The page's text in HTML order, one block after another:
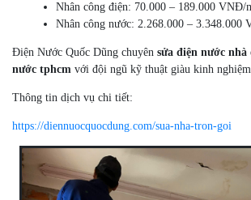
Nhân công điện: 70.000 – 189.000 VNĐ/
Nhân công nước: 2.268.000 – 3.348.000
Điện Nước Quốc Dũng chuyên sửa điện nước nhà
nước tphcm với đội ngũ kỹ thuật giàu kinh
Thông tin dịch vụ chi tiết:
https://diennuocquocdung.com/sua-nha-tron-goi